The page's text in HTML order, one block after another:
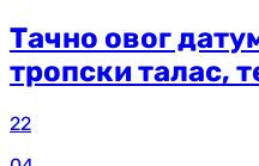
Тачно овог
тропски талас,
22